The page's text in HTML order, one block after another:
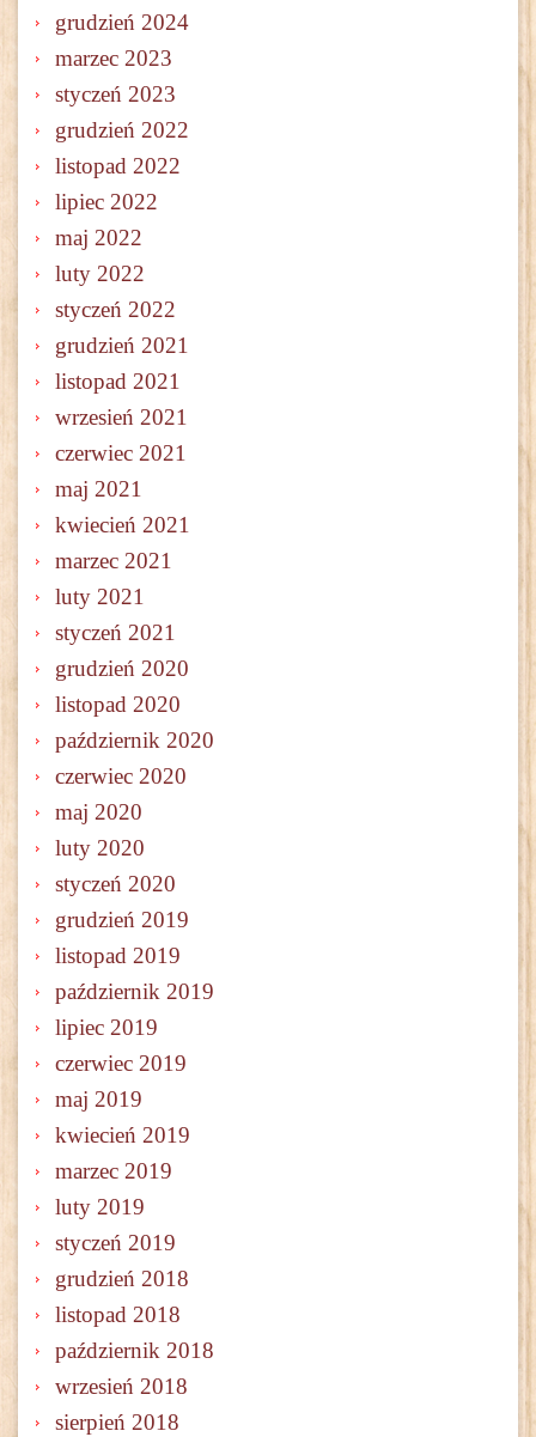
grudzień 2024
marzec 2023
styczeń 2023
grudzień 2022
listopad 2022
lipiec 2022
maj 2022
luty 2022
styczeń 2022
grudzień 2021
listopad 2021
wrzesień 2021
czerwiec 2021
maj 2021
kwiecień 2021
marzec 2021
luty 2021
styczeń 2021
grudzień 2020
listopad 2020
październik 2020
czerwiec 2020
maj 2020
luty 2020
styczeń 2020
grudzień 2019
listopad 2019
październik 2019
lipiec 2019
czerwiec 2019
maj 2019
kwiecień 2019
marzec 2019
luty 2019
styczeń 2019
grudzień 2018
listopad 2018
październik 2018
wrzesień 2018
sierpień 2018